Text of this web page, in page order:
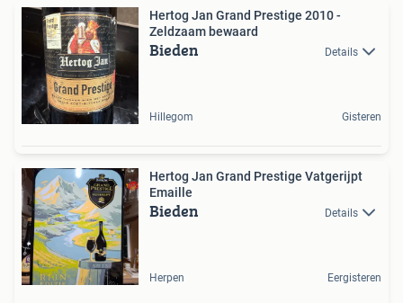
Hertog Jan Grand Prestige 2010 -
Zeldzaam bewaard
Bieden Details
Hillegom Gisteren
Hertog Jan Grand Prestige Vatgerijpt
Emaille
Bieden Details
Herpen Eergisteren